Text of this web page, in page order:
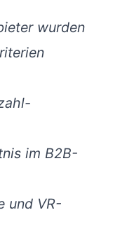
wurden
im B2B-
und VR-